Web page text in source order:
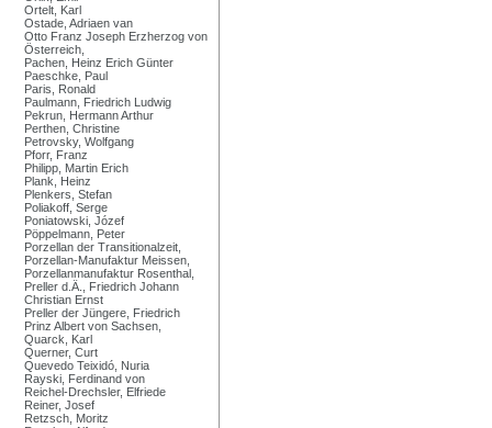
Ortelt, Karl
Ostade, Adriaen van
Otto Franz Joseph Erzherzog von
Österreich,
Pachen, Heinz Erich Günter
Paeschke, Paul
Paris, Ronald
Paulmann, Friedrich Ludwig
Pekrun, Hermann Arthur
Perthen, Christine
Petrovsky, Wolfgang
Pforr, Franz
Philipp, Martin Erich
Plank, Heinz
Plenkers, Stefan
Poliakoff, Serge
Poniatowski, Józef
Pöppelmann, Peter
Porzellan der Transitionalzeit,
Porzellan-Manufaktur Meissen,
Porzellanmanufaktur Rosenthal,
Preller d.Ä., Friedrich Johann
Christian Ernst
Preller der Jüngere, Friedrich
Prinz Albert von Sachsen,
Quarck, Karl
Querner, Curt
Quevedo Teixidó, Nuria
Rayski, Ferdinand von
Reichel-Drechsler, Elfriede
Reiner, Josef
Retzsch, Moritz